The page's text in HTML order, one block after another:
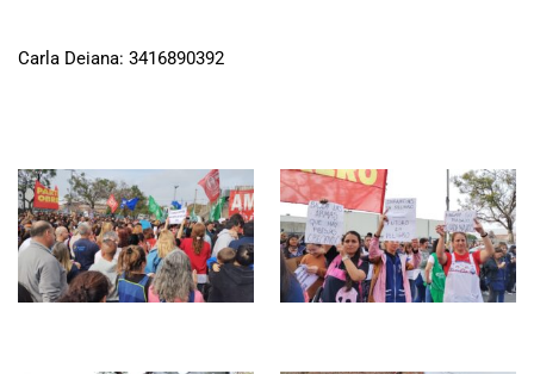
Carla Deiana: 3416890392